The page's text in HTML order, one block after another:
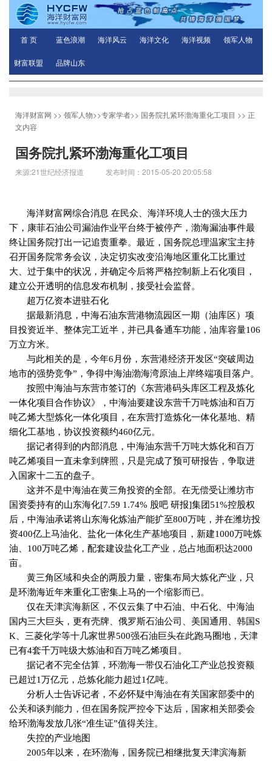
首 页 蓝色浪潮 海洋风云 海洋文化 海洋视频 领军人物
财富联盟 品牌山东
海洋财富网 >> 领军人物>>专家学者>> 国务院扎紧环渤海重化工项目 >> 正
文内容
国务院扎紧环渤海重化工项目
来源:21世纪经济报道 发布时间：2015-05-20 20:05:58
海洋财富网综合消息 在民众、海洋环境人士的强大压力
下，康菲石油公司漏油作业平台终于被停产，渤海漏油事件最
终让国务院打出一记追责重拳。最近，国务院总理温家宝主持
召开国务院常务会议，决定切实改变沿海地区重化工比重过
大、过于集中的状况，并确定今后将严格控制新上石化项目，
建立公开透明的信息发布机制，接受社会监督。
超万亿资本进驻石化
据最新消息，中海石油东营港物流园区一期（油库区）项
目投资近半、整体完工近半，并已具备通车功能，油库容量106
万立方米。
与此相关的是，今年6月份，东营港经济开发区“突破周边
地市的强势竞争”，争得中海油渤海湾原油上岸终端项目落户。
按照中海油与东营市签订的《东营港码头库区工程及炼化
一体化项目合作协议》，中海油要建设东营千万吨炼油和百万
吨乙烯大型炼化一体化项目，在东营打造炼化一体化基地、精
细化工基地，协议投资额约460亿元。
据记者得到的内部消息，中海油东营千万吨大炼化和百万
吨乙烯项目一直未拿到牌照，只是完成了预可研报告，争取进
入国家十二五的盘子。
这并不是中海油在黄三角投资的全部。在无偿受让潍坊市
国资委持有的山东海化[7.59 1.74% 股吧 研报]集团51%控股权
后，中海油承诺将山东海化炼油产能扩至800万吨，并在潍坊投
资400亿上马油化、盐化一体化生产基地项目，新建1000万吨炼
油、 100万吨乙烯，配套建设盐化工产业，总占地面积达2000
亩。
黄三角区域和央企的两股力量，密集布局大炼化产业，只
是环渤海近年来重化工密集上马的一个缩影而已。
仅在天津滨海新区，不仅云集了中石油、中石化、中海油
国内三大巨头，更有壳牌、俄罗斯石油公司、美国通用、韩国 S
K、三菱化学等十几家世界500强石油巨头在此跑马圈地，天津
已有4套千万吨级大炼油和百万吨乙烯项目。
据记者不完全估算，环渤海一带仅石油化工产业总投资额
已超过1万亿元，总炼化能力超过1亿吨。
分析人士告诉记者，不必怀疑中海油在有关国家部委中的
公关和谈判能力，但在国务院严控令下达后，国家相关部委会
给环渤海发放几张“准生证”值得关注。
失控的产业地图
2005年以来，在环渤海，国务院已相继批复天津滨海新